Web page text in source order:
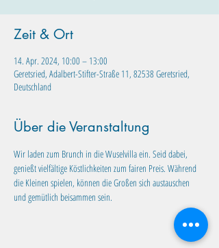
Zeit & Ort
14. Apr. 2024, 10:00 – 13:00
Geretsried, Adalbert-Stifter-Straße 11, 82538 Geretsried,
Deutschland
Über die Veranstaltung
Wir laden zum Brunch in die Wuselvilla ein. Seid dabei,
genießt vielfältige Köstlichkeiten zum fairen Preis. Während
die Kleinen spielen, können die Großen sich austauschen
und gemütlich beisammen sein.